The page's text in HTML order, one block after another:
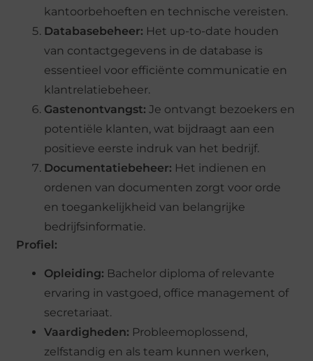
kantoorbehoeften en technische vereisten.
Databasebeheer: Het up-to-date houden
van contactgegevens in de database is
essentieel voor efficiënte communicatie en
klantrelatiebeheer.
Gastenontvangst: Je ontvangt bezoekers en
potentiële klanten, wat bijdraagt aan een
positieve eerste indruk van het bedrijf.
Documentatiebeheer: Het indienen en
ordenen van documenten zorgt voor orde
en toegankelijkheid van belangrijke
bedrijfsinformatie.
Profiel:
Opleiding: Bachelor diploma of relevante
ervaring in vastgoed, office management of
secretariaat.
Vaardigheden: Probleemoplossend,
zelfstandig en als team kunnen werken,